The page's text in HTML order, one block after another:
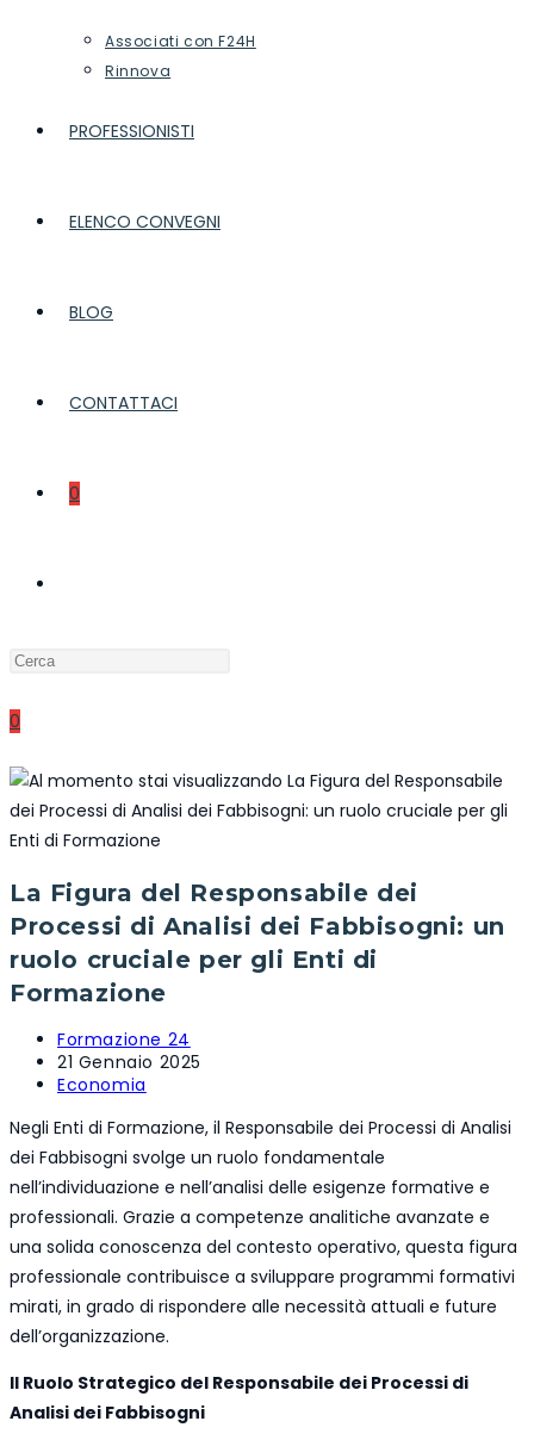
Associati con F24H
Rinnova
PROFESSIONISTI
ELENCO CONVEGNI
BLOG
CONTATTACI
0
WEB
the
search
0
La Figura del Responsabile dei
Processi di Analisi dei Fabbisogni: un
ruolo cruciale per gli Enti di
Formazione
Autore
dell'articolo:
Formazione 24
Articolo
pubblicato:
21 Gennaio 2025
Categoria
Economia
Negli Enti di Formazione, il Responsabile dei Processi di Analisi
dei Fabbisogni svolge un ruolo fondamentale
nell’individuazione e nell’analisi delle esigenze formative e
professionali. Grazie a competenze analitiche avanzate e
una solida conoscenza del contesto operativo, questa figura
professionale contribuisce a sviluppare programmi formativi
mirati, in grado di rispondere alle necessità attuali e future
dell’organizzazione.
Il Ruolo Strategico del Responsabile dei Processi di
Analisi dei Fabbisogni